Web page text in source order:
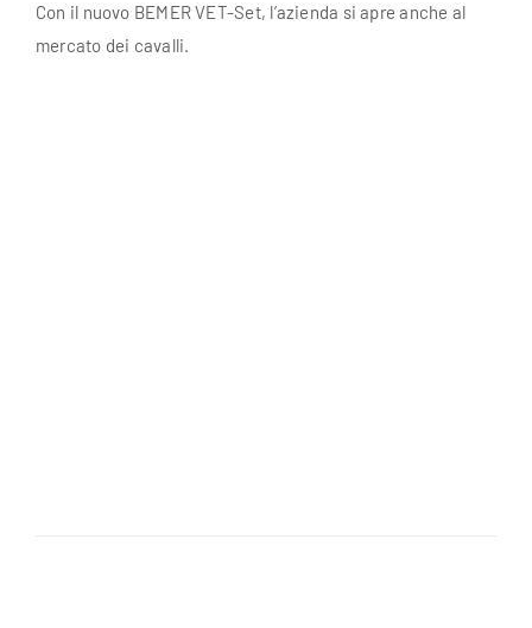
Con il nuovo BEMER VET-Set, l’azienda si apre anche al
mercato dei cavalli.